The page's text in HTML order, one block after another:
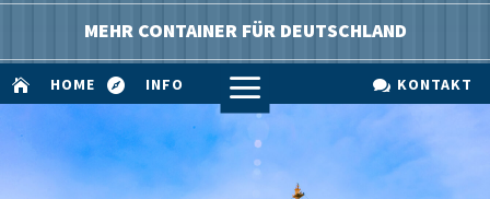
MEHR CONTAINER FÜR DEUTSCHLAND
 HOME  INFO a  KONTAKT